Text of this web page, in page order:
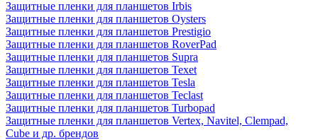
Защитные пленки для планшетов Irbis
Защитные пленки для планшетов Oysters
Защитные пленки для планшетов Prestigio
Защитные пленки для планшетов RoverPad
Защитные пленки для планшетов Supra
Защитные пленки для планшетов Texet
Защитные пленки для планшетов Tesla
Защитные пленки для планшетов Teclast
Защитные пленки для планшетов Turbopad
Защитные пленки для планшетов Vertex, Navitel, Clempad,
Cube и др. брендов